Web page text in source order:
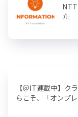
た
【＠IT連載中】ク
らこそ、「オンプ